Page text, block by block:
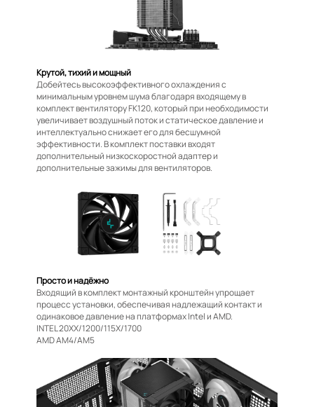
Крутой, тихий и мощный
Добейтесь высокоэффективного охлаждения с
минимальным уровнем шума благодаря входящему в
комплект вентилятору FK120, который при необходимости
увеличивает воздушный поток и статическое давление и
интеллектуально снижает его для бесшумной
эффективности. В комплект поставки входят
дополнительный низкоскоростной адаптер и
дополнительные зажимы для вентиляторов.
Просто и надёжно
Входящий в комплект монтажный кронштейн упрощает
процесс установки, обеспечивая надлежащий контакт и
одинаковое давление на платформах Intel и AMD.
INTEL 20XX/1200/115X/1700
AMD AM4/AM5